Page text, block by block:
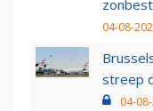
04-08-
streep
04-